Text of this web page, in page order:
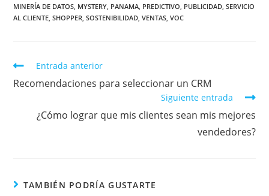
MINERÍA DE DATOS MYSTERY PANAMA PREDICTIVO PUBLICIDAD SERVICIO
AL CLIENTE SHOPPER SOSTENIBILIDAD VENTAS VOC
Entrada anterior
Recomendaciones para seleccionar un CRM
Siguiente entrada
¿Cómo lograr que mis clientes sean mis mejores
vendedores?
TAMBIÉN PODRÍA GUSTARTE